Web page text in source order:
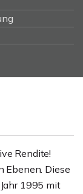
Rendite!
Ebenen. Diese
1995 mit